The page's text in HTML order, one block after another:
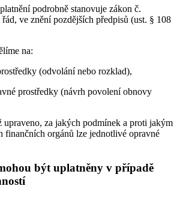
podrobně stanovuje zákon č.
ve znění pozdějších předpisů (ust. § 108
na:
(odvolání nebo rozklad),
prostředky (návrh povolení obnovy
upraveno, za jakých podmínek a proti jakým
finančních orgánů lze jednotlivé opravné
být uplatněny v případě